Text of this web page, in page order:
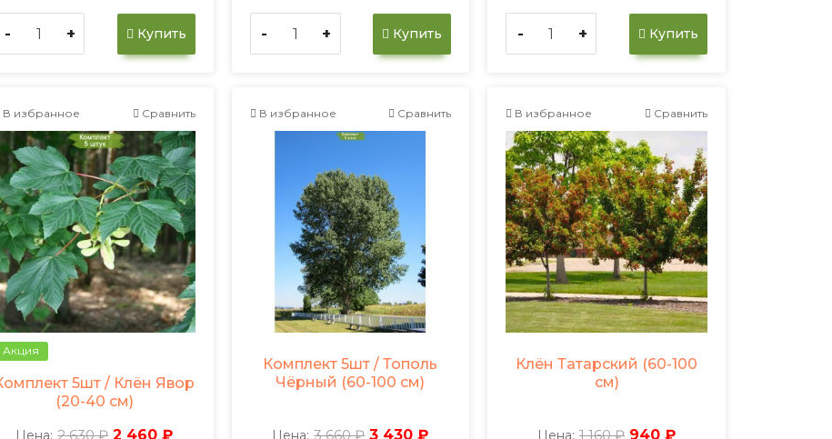
- + Купить - + Купить - + Купить
В избранное Сравнить
Акция
5шт / Клён Явор
(20-40 см)
Цена: 2 630 ₽ 2 460 ₽
В избранное Сравнить
Комплект 5шт / Тополь
Чёрный (60-100 см)
Цена: 3 660 ₽ 3 430 ₽
В избранное Сравнить
Клён Татарский (60-100
см)
Цена: 1 160 ₽ 940 ₽